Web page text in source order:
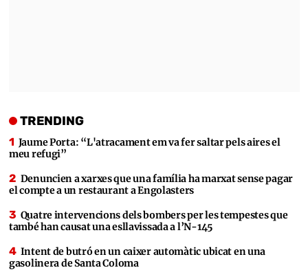
TRENDING
Jaume Porta: “L'atracament em va fer saltar pels aires el
meu refugi”
Denuncien a xarxes que una família ha marxat sense pagar
el compte a un restaurant a Engolasters
Quatre intervencions dels bombers per les tempestes que
també han causat una esllavissada a l’N-145
Intent de butró en un caixer automàtic ubicat en una
gasolinera de Santa Coloma